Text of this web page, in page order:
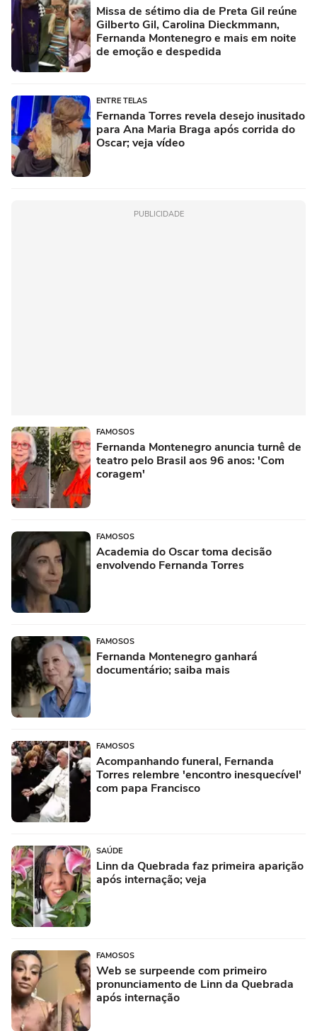
Missa de sétimo dia de Preta Gil reúne
Gilberto Gil, Carolina Dieckmmann,
Fernanda Montenegro e mais em noite
de emoção e despedida
ENTRE TELAS
Fernanda Torres revela desejo inusitado
para Ana Maria Braga após corrida do
Oscar; veja vídeo
PUBLICIDADE
FAMOSOS
Fernanda Montenegro anuncia turnê de
teatro pelo Brasil aos 96 anos: 'Com
coragem'
FAMOSOS
Academia do Oscar toma decisão
envolvendo Fernanda Torres
FAMOSOS
Fernanda Montenegro ganhará
documentário; saiba mais
FAMOSOS
Acompanhando funeral, Fernanda
Torres relembre 'encontro inesquecível'
com papa Francisco
SAÚDE
Linn da Quebrada faz primeira aparição
após internação; veja
FAMOSOS
Web se surpeende com primeiro
pronunciamento de Linn da Quebrada
após internação